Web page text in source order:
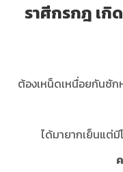
ราศีกรกฎ เกิ
ต้องเหน็ดเหนื่อยกันซัก
ได้มายากเย็นแต่